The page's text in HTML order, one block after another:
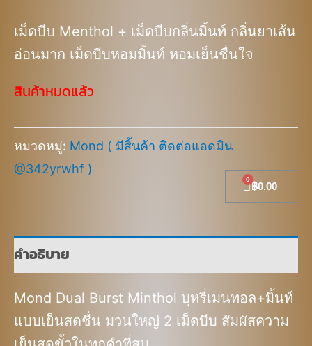
เม็ดบีบ Menthol + เม็ดบีบกลิ่นมิ้นท์ กลิ่นยาเส้น
อ่อนมาก เม็ดบีบหอมมิ้นท์ หอมเย็นชื่นใจ
สินค้าหมดแล้ว
หมวดหมู่: Mond ( มีสิ้นค้า ติดต่อแอดมิน
@342yrwhf )
คำอธิบาย
Mond Dual Burst Minthol บุหรี่เมนทอล+มิ้นท์
แบบเย็นสดชื่น มวนใหญ่ 2 เม็ดบีบ สัมผัสความ
฿0.00
Cart